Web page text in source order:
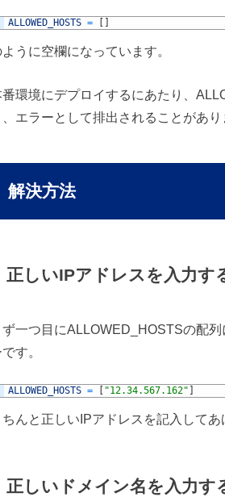
ALLOWED_HOSTS = [ ]
うに空欄になっています。
番環境にデプロイするにあたり、
、エラーとして排出されることがあり
解決方法
正しいIPアドレスを入力す
ず一つ目にALLOWED_HOSTSの配
す。
ALLOWED_HOSTS = "12.34.567.162"
ちんと正しいIPアドレスを記入して
正しいドメイン名を入力す